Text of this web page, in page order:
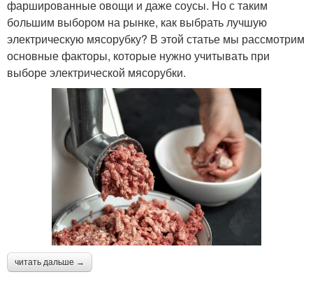
фаршированные овощи и даже соусы. Но с таким
большим выбором на рынке, как выбрать лучшую
электрическую мясорубку? В этой статье мы рассмотрим
основные факторы, которые нужно учитывать при
выборе электрической мясорубки.
читать дальше →